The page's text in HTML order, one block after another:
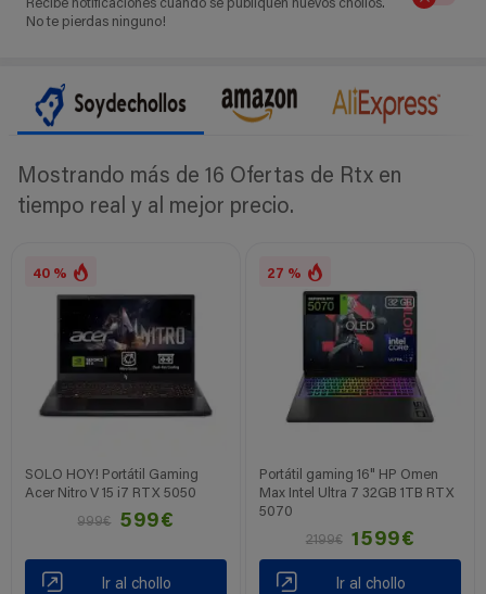
Recibe notificaciones cuando se publiquen nuevos chollos.
No te pierdas ninguno!
Mostrando más de 16 Ofertas de Rtx en
tiempo real y al mejor precio.
40 %
SOLO HOY! Portátil Gaming
Acer Nitro V 15 i7 RTX 5050
999€
599€
Ir al chollo
27 %
Portátil gaming 16" HP Omen
Max Intel Ultra 7 32GB 1TB RTX
5070
2199€
1599€
Ir al chollo